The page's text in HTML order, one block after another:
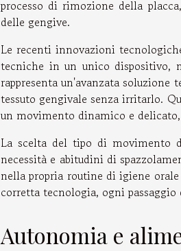
processo di rimozione della
delle gengive.
Le recenti innovazioni
tecniche in un unico dispositivo,
rappresenta un'avanzata
tessuto gengivale senza irritarlo.
un movimento dinamico e
La scelta del tipo di movimento
necessità e abitudini di
nella propria routine di igiene
corretta tecnologia, ogni
Autonomia e